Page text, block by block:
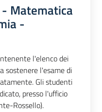
Matematica
-
l'elenco dei
sostenere l'esame di
Gli studenti
presso l'ufficio
Rossello).